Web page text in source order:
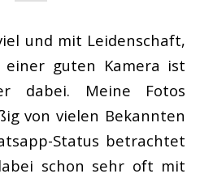
und mit Leidenschaft,
guten Kamera ist
dabei. Meine Fotos
von vielen Bekannten
Status betrachtet
schon sehr oft mit